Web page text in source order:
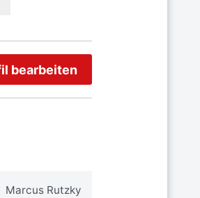
bearbeiten
Marcus Rutzky